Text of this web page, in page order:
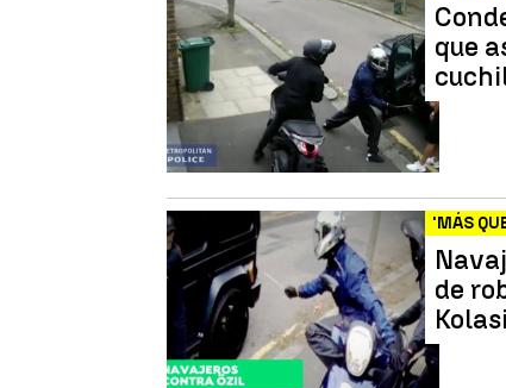
que
'MÁS
de